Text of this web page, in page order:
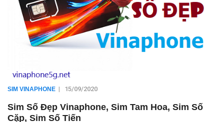
SIM VINAPHONE | 15/09/2020
Sim Số Đẹp Vinaphone, Sim Tam Hoa, Sim Số
Cặp, Sim Số Tiến